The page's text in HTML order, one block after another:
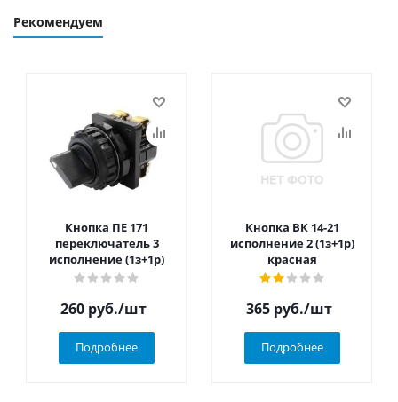
Рекомендуем
Кнопка ПЕ 171
переключатель 3
исполнение (1з+1р)
260 руб./шт
Подробнее
Кнопка ВК 14-21
исполнение 2 (1з+1р)
красная
365 руб./шт
Подробнее